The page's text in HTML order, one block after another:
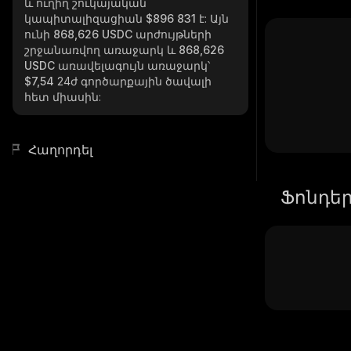
և ուղիղ շուկայական
կապիտալիզացիան $896 831 է: Այն
ունի 868,626 USDC արժույթների
շրջանառվող առաջարկ և 868,626
USDC առավելագույն առաջարկ՝
$7,54 24ժ գործարքային ծավալի
հետ միասին:
Հաղորդել